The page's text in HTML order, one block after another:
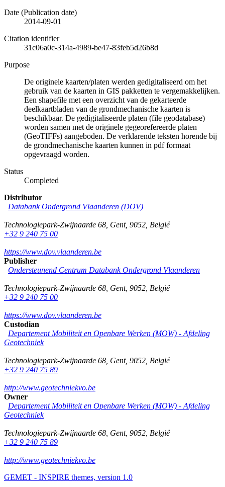
Date (Publication date)
2014-09-01
Citation identifier
31c06a0c-314a-4989-be47-83feb5d26b8d
Purpose
De originele kaarten/platen werden gedigitaliseerd om het
gebruik van de kaarten in GIS pakketten te vergemakkelijken.
Een shapefile met een overzicht van de gekarteerde
deelkaartbladen van de grondmechanische kaarten is
beschikbaar. De gedigitaliseerde platen (file geodatabase)
worden samen met de originele gegeorefereerde platen
(GeoTIFFs) aangeboden. De verklarende teksten horende bij
de grondmechanische kaarten kunnen in pdf formaat
opgevraagd worden.
Status
Completed
Distributor
Databank Ondergrond Vlaanderen (DOV)
Technologiepark-Zwijnaarde 68 Gent, 9052 België
+32 9 240 75 00
https://www.dov.vlaanderen.be
Publisher
Ondersteunend Centrum Databank Ondergrond Vlaanderen
Technologiepark-Zwijnaarde 68 Gent, 9052 België
+32 9 240 75 00
https://www.dov.vlaanderen.be
Custodian
Departement Mobiliteit en Openbare Werken (MOW) - Afdeling
Geotechniek
Technologiepark-Zwijnaarde 68 Gent, 9052 België
+32 9 240 75 89
http://www.geotechniekvo.be
Owner
Departement Mobiliteit en Openbare Werken (MOW) - Afdeling
Geotechniek
Technologiepark-Zwijnaarde 68 Gent, 9052 België
+32 9 240 75 89
http://www.geotechniekvo.be
GEMET - INSPIRE themes, version 1.0